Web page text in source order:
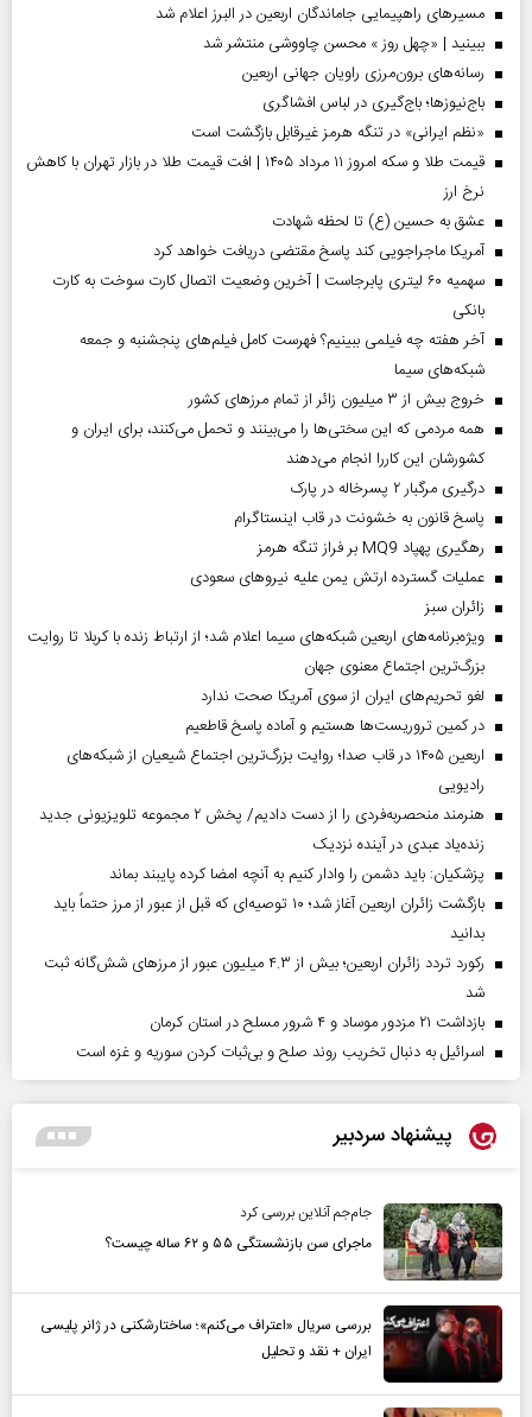
مسیر‌های راهپیمایی جاماندگان اربعین در البرز اعلام شد
ببینید | «چهل روز » محسن چاووشی منتشر شد
رسانه‌های برون‌مرزی راویان جهانی اربعین
باج‌نیوزها؛ باج‌گیری در لباس افشاگری
«نظم ایرانی» در تنگه هرمز غیرقابل بازگشت است
قیمت طلا و سکه امروز ۱۱ مرداد ۱۴۰۵ | افت قیمت طلا در بازار تهران با کاهش
نرخ ارز
عشق به حسین (ع) تا لحظه شهادت
آمریکا ماجراجویی کند پاسخ مقتضی دریافت خواهد کرد
سهمیه ۶۰ لیتری پابرجاست | آخرین وضعیت اتصال کارت سوخت به کارت
بانکی
آخر هفته چه فیلمی ببینیم؟ فهرست کامل فیلم‌های پنجشنبه و جمعه
شبکه‌های سیما
خروج بیش از ۳ میلیون زائر از تمام مرز‌های کشور
همه مردمی که این سختی‌ها را می‌بینند و تحمل می‌کنند، برای ایران و
کشورشان این کاررا انجام می‌دهند
درگیری مرگبار ۲ پسرخاله در پارک
پاسخ قانون به خشونت در قاب اینستاگرام
رهگیری پهپاد MQ9 بر فراز تنگه هرمز
عملیات گسترده ارتش یمن علیه نیروهای سعودی
‌زائران سبز
ویژه‌برنامه‌های اربعین شبکه‌های سیما اعلام شد؛ از ارتباط زنده با کربلا تا روایت
بزرگ‌ترین اجتماع معنوی جهان
لغو تحریم‌های ایران از سوی آمریکا صحت ندارد
در کمین تروریست‌ها هستیم و آماده پاسخ قاطعیم
اربعین ۱۴۰۵ در قاب صدا؛ روایت بزرگ‌ترین اجتماع شیعیان از شبکه‌های
رادیویی
هنرمند منحصر‌به‌فردی را از دست دادیم/ پخش ۲ مجموعه تلویزیونی جدید
زنده‌یاد عبدی در آینده نزدیک
پزشکیان: باید دشمن را وادار کنیم به آنچه امضا کرده پایبند بماند
بازگشت زائران اربعین آغاز شد؛ ۱۰ توصیه‌ای که قبل از عبور از مرز حتماً باید
بدانید
رکورد تردد زائران اربعین؛ بیش از ۴.۳ میلیون عبور از مرزهای شش‌گانه ثبت
شد
بازداشت ۲۱ مزدور موساد و ۴ شرور مسلح در استان کرمان
اسرائیل به دنبال تخریب روند صلح و بی‌ثبات کردن سوریه و غزه است
پیشنهاد سردبیر
جام‌جم آنلاین بررسی کرد
ماجرای سن بازنشستگی ۵۵ و ۶۲ ساله چیست؟
بررسی سریال «اعتراف می‌کنم»؛ ساختارشکنی در ژانر پلیسی
ایران + نقد و تحلیل